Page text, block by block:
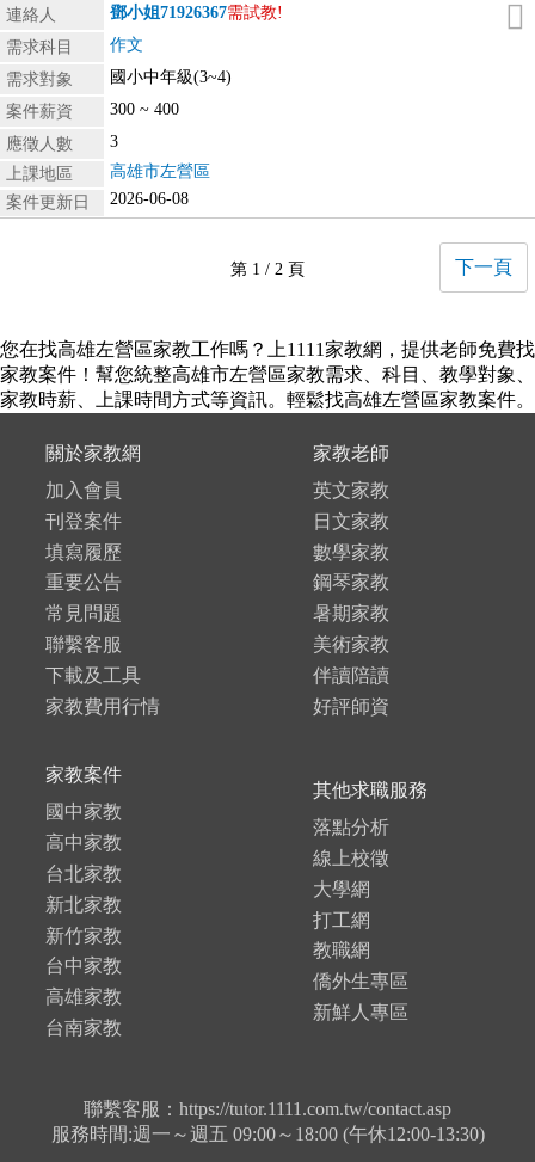
連絡人 鄧小姐71926367需試教!
需求科目
作文
需求對象
國小中年級(3~4)
案件薪資
300 ~ 400
應徵人數
3
上課地區
高雄市左營區
案件更新日
2026-06-08
第 1 / 2 頁 下一頁
您在找高雄左營區家教工作嗎？上1111家教網，提供老師免費找
家教案件！幫您統整高雄市左營區家教需求、科目、教學對象、
家教時薪、上課時間方式等資訊。輕鬆找高雄左營區家教案件。
關於家教網
加入會員
刊登案件
填寫履歷
重要公告
常見問題
聯繫客服
下載及工具
家教費用行情
家教老師
英文家教
日文家教
數學家教
鋼琴家教
暑期家教
美術家教
伴讀陪讀
好評師資
家教案件
國中家教
高中家教
台北家教
新北家教
新竹家教
台中家教
高雄家教
台南家教
其他求職服務
落點分析
線上校徵
大學網
打工網
教職網
僑外生專區
新鮮人專區
聯繫客服：https://tutor.1111.com.tw/contact.asp
服務時間:週一～週五 09:00～18:00 (午休12:00-13:30)